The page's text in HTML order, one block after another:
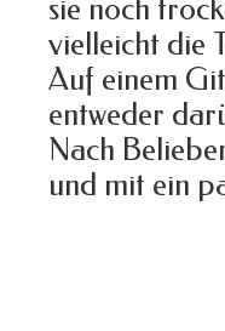
sie noch
vielleicht die
Auf einem
entweder
Nach
und mit ein